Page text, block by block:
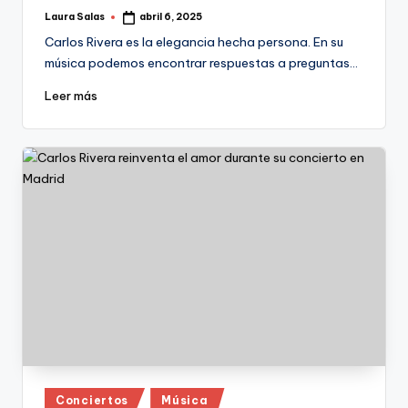
Publicado
Laura Salas abril 6, 2025
Carlos Rivera es la elegancia hecha persona. En su
música podemos encontrar respuestas a preguntas…
Leer más
Publicado
Conciertos Música